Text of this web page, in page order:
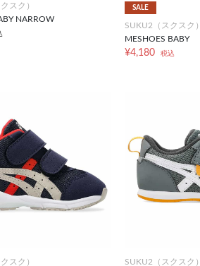
スク）
NARROW
SALE
SUKU2（スクスク）
MESHOES BABY
¥4,180 税込
スク）
SUKU2（スクスク）